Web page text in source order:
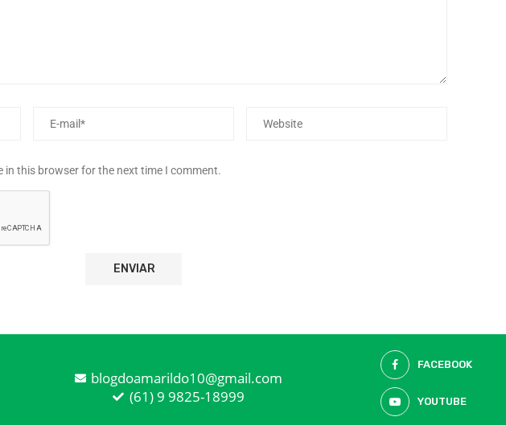
in this browser for the next time I comment.
blogdoamarildo10@gmail.com
(61) 9 9825-18999
FACEBOOK
YOUTUBE